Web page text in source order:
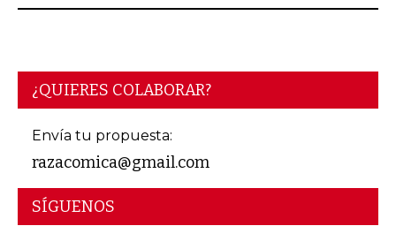
¿QUIERES COLABORAR?
Envía tu propuesta:
razacomica@gmail.com
SÍGUENOS